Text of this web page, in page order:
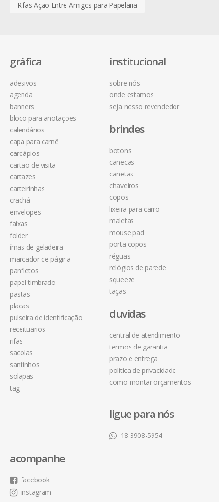
Rifas Ação Entre Amigos para Papelaria
institucional
sobre nós
onde estamos
seja nosso revendedor
gráfica
adesivos
agenda
banners
bloco para anotações
calendários
capa para carnê
cardápios
cartão de visita
cartazes
carteirinhas
crachá
envelopes
faixas
folder
ímãs de geladeira
marcador de página
panfletos
papel timbrado
pastas
placas
pulseira de identificação
receituários
rifas
sacolas
santinhos
solapas
tag
brindes
botons
canecas
canetas
chaveiros
copos
lixeira para carro
maletas
mouse pad
porta copos
réguas
relógios de parede
squeeze
taças
duvidas
central de atendimento
termos de garantia
prazo e entrega
política de privacidade
como montar orçamentos
ligue para nós
18 3908-5954
acompanhe
facebook
instagram